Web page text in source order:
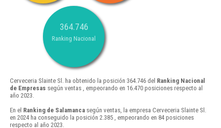
364.746
Ranking Nacional
Cerveceria Slainte Sl. ha obtenido la posición 364.746 del Ranking Nacional
de Empresas según ventas , empeorando en 16.470 posiciones respecto al
año 2023.
En el Ranking de Salamanca según ventas, la empresa Cerveceria Slainte Sl.
en 2024 ha conseguido la posición 2.385 , empeorando en 84 posiciones
respecto al año 2023.